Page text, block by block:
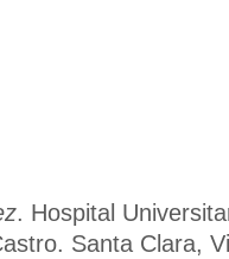
. Hospital
Santa Clara,